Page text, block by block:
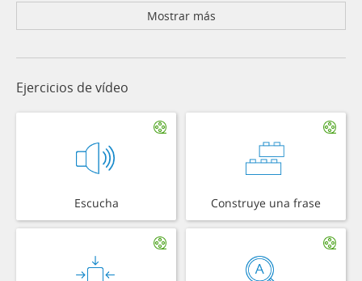
Mostrar más
Ejercicios de vídeo
Escucha Construye una frase